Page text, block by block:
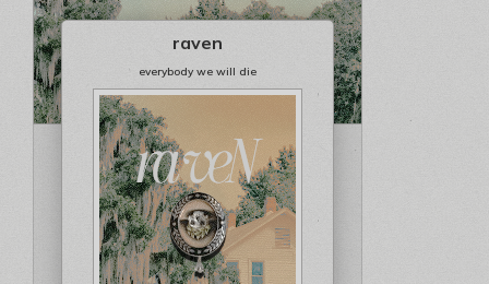
raven
everybody we will die